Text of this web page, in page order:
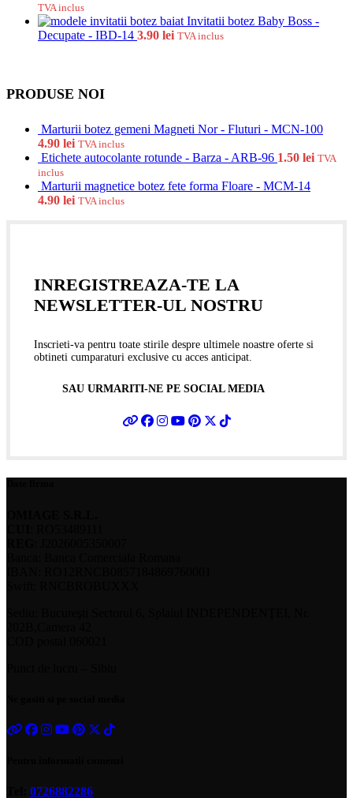
TVA inclus
Invitatii botez Baby Boss -
Decupate - IBD-14 3.90 lei TVA inclus
PRODUSE NOI
Marturii botez gemeni Magneti Nor - Fluturi - MCN-100
4.90 lei TVA inclus
Etichete autocolante rotunde - Barza - ARB-96 1.50 lei TVA
inclus
Marturii magnetice botez fete forma Floare - MCM-14
4.90 lei TVA inclus
INREGISTREAZA-TE LA
NEWSLETTER-UL NOSTRU
Inscrieti-va pentru toate stirile despre ultimele noastre oferte si
obtineti cumparaturi exclusive cu acces anticipat.
SAU URMARITI-NE PE SOCIAL MEDIA
0726882286